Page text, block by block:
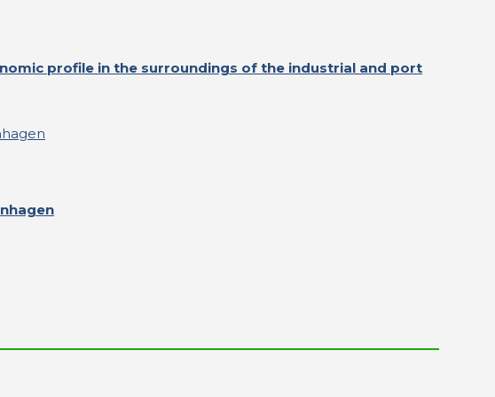
profile in the surroundings of the industrial and port